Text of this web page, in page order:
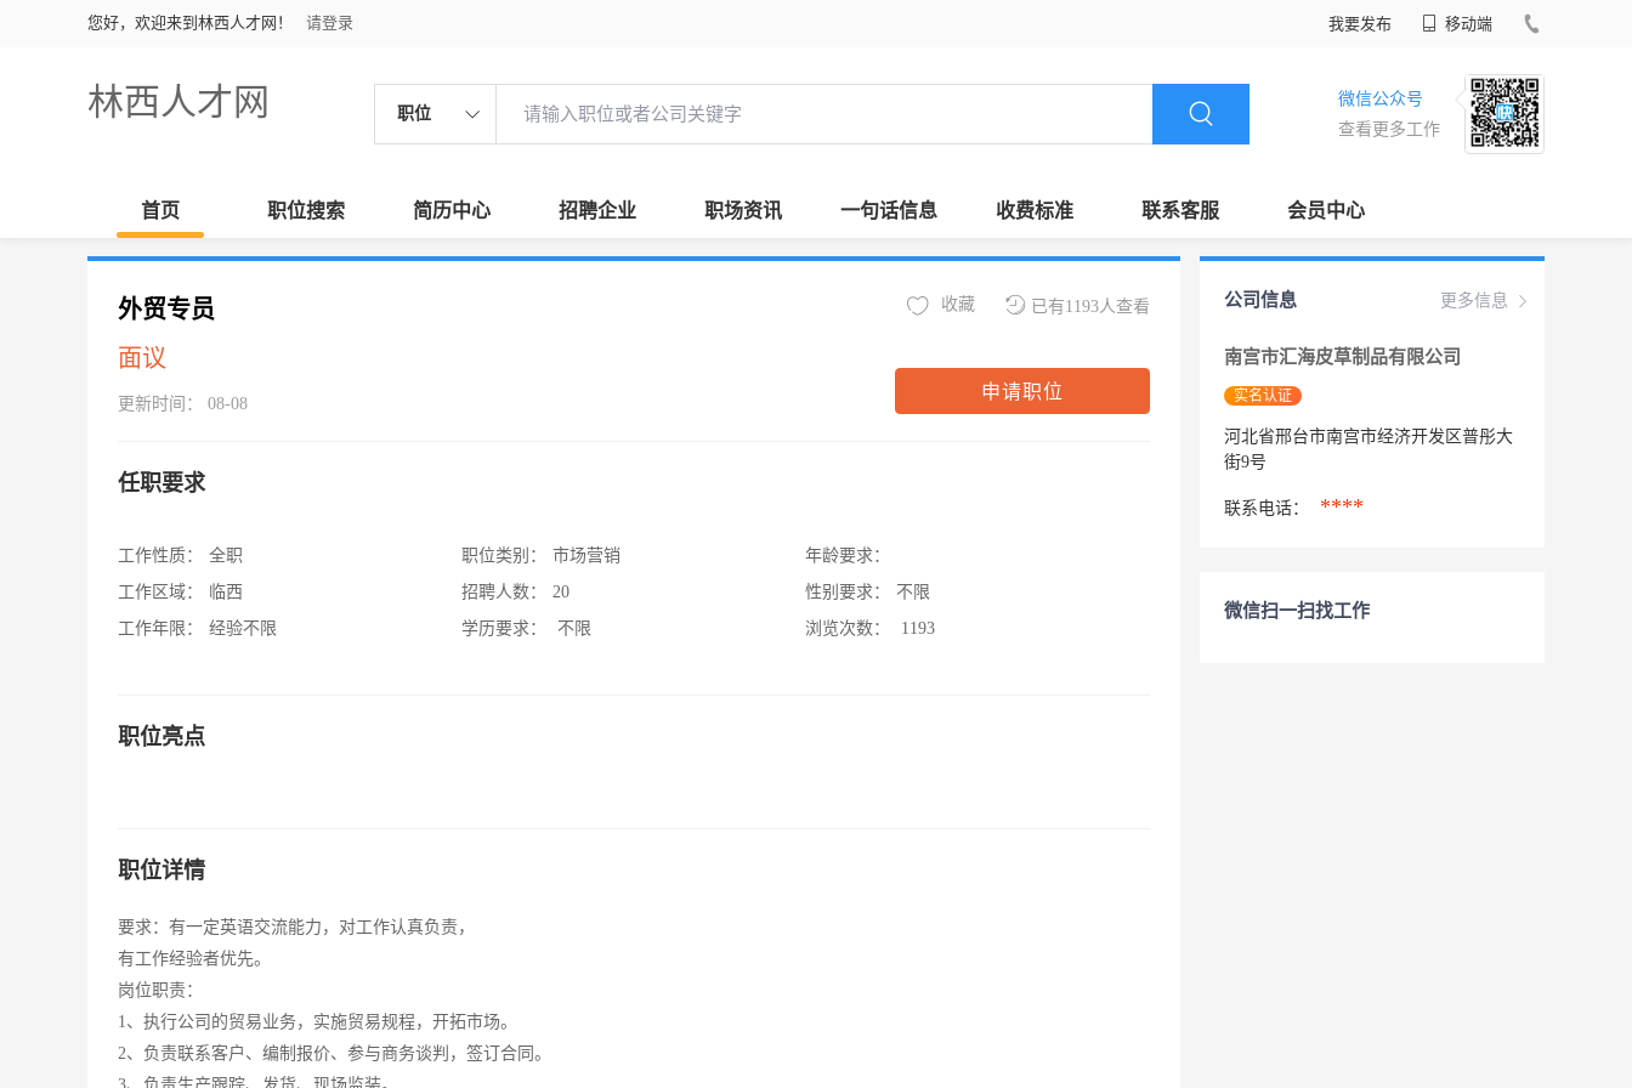
您好，欢迎来到林西人才网！ 请登录 我要发布 移动端
林西人才网 职位
微信公众号
查看更多工作
首页 职位搜索 简历中心 招聘企业 职场资讯 一句话信息 收费标准 联系客服 会员中心
外贸专员
面议
更新时间： 08-08
已有1193人查看
收藏
申请职位
任职要求
工作性质：
全职
工作区域：
临西
工作年限：
经验不限
职位类别：
市场营销
招聘人数：
20
学历要求：
不限
年龄要求：
性别要求：
不限
浏览次数：
1193
职位亮点
职位详情
要求：有一定英语交流能力，对工作认真负责，
有工作经验者优先。
岗位职责：
1、执行公司的贸易业务，实施贸易规程，开拓市场。
2、负责联系客户、编制报价、参与商务谈判，签订合同。
更多信息
公司信息
南宫市汇海皮草制品有限公司
实名认证
河北省邢台市南宫市经济开发区普彤大
街9号
联系电话： ****
微信扫一扫找工作